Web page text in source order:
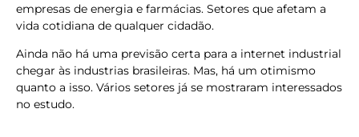
empresas de energia e farmácias. Setores que afetam a
vida cotidiana de qualquer cidadão.
Ainda não há uma previsão certa para a internet industrial
chegar às industrias brasileiras. Mas, há um otimismo
quanto a isso. Vários setores já se mostraram interessados
no estudo.